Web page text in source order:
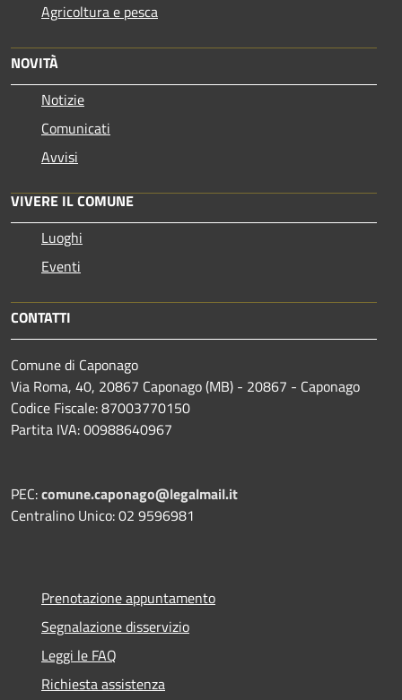
Agricoltura e pesca
NOVITÀ
Notizie
Comunicati
Avvisi
VIVERE IL COMUNE
Luoghi
Eventi
CONTATTI
Comune di Caponago
Via Roma, 40, 20867 Caponago (MB) - 20867 - Caponago
Codice Fiscale: 87003770150
Partita IVA: 00988640967
PEC:comune.caponago@legalmail.it
Centralino Unico: 02 9596981
Prenotazione appuntamento
Segnalazione disservizio
Leggi le FAQ
Richiesta assistenza